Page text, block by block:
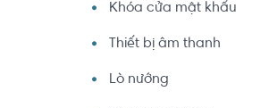
Khóa cửa mật khẩu
Thiết bị âm thanh
Lò nướng